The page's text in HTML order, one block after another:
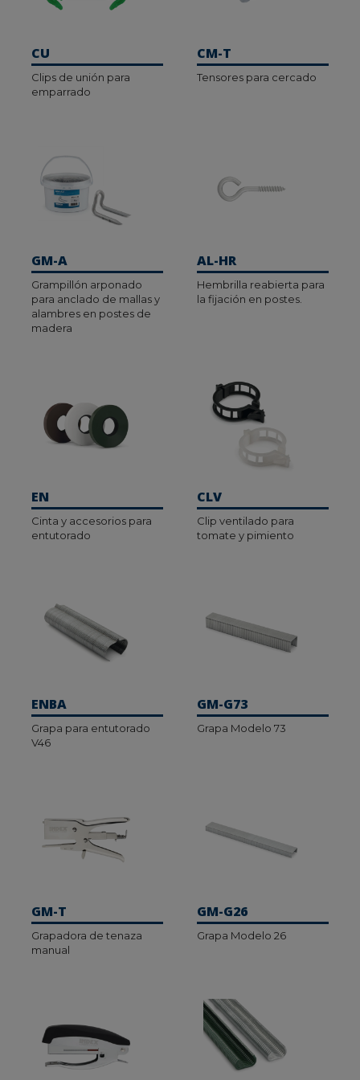
Accesorios para cercados:
elementos esenciales
Soportes para postes:
sistema resistente y
versátil para la unión y sujeción de postes en
cercados y estructuras de madera.
de chapas.
CU
Clips de unión para
emparrado
CM-T
Tensores para cercado
GM-A
Grampillón arponado
para anclado de mallas y
alambres en postes de
madera
AL-HR
Hembrilla reabierta para
la fijación en postes.
EN
Cinta y accesorios para
entutorado
CLV
Clip ventilado para
tomate y pimiento
ENBA
Grapa para entutorado
V46
GM-G73
Grapa Modelo 73
GM-T
Grapadora de tenaza
manual
GM-G26
Grapa Modelo 26